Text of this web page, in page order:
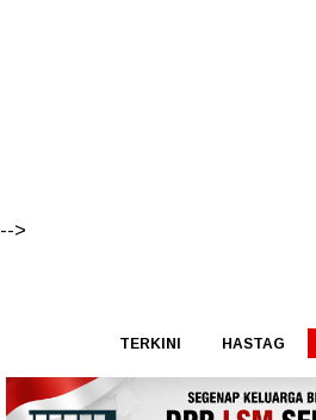
-->
TERKINI HASTAG